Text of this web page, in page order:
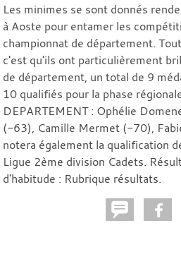
Les minimes se sont donnés
à Aoste pour entamer les
championnat de département.
c'est qu'ils ont particulièrement
de département, un total de 9
10 qualifiés pour la phase
DEPARTEMENT : Ophélie
(-63), Camille Mermet (-70),
notera également la qualification
Ligue 2ème division Cadets.
d'habitude : Rubrique résultats.